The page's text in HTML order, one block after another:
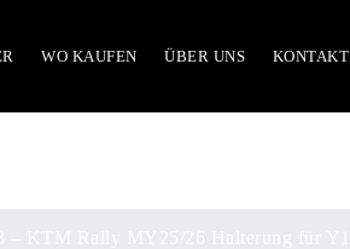
WO KAUFEN ÜBER UNS KONTAKT